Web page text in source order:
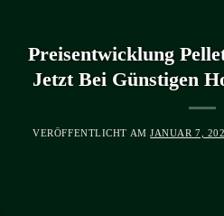
Preisentwicklung
Jetzt Bei Günstigen
VERÖFFENTLICHT AMJANUAR 7,